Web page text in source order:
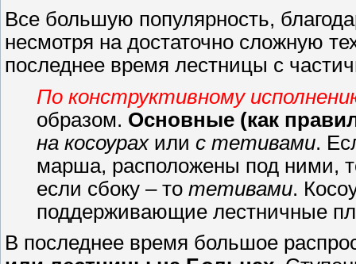
Все большую популярность,
несмотря на достаточно сложную
последнее время лестницы с
По конструктивному
образом. Основные (как
на косоурахили с тетивами.
марша, расположены под ними,
если сбоку – то тетивами.
поддерживающие лестничные
В последнее время большое